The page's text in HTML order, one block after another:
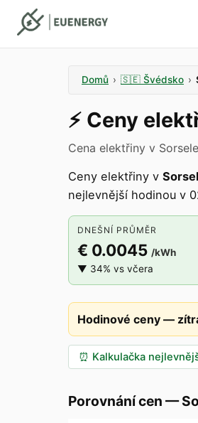
Domů › 🇸🇪 Švédsko ›
⚡️ Ceny
Cena elektřiny v
Ceny elektřiny v
nejlevnější hodinou v
DNEŠNÍ PRŮMĚR
€ 0.0045 /kWh
▼ 34% vs včera
Hodinové ceny —
⏰ Kalkulačka
Porovnání cen —